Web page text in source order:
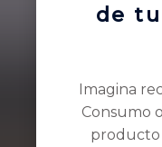
de
Imagina
Consumo
producto